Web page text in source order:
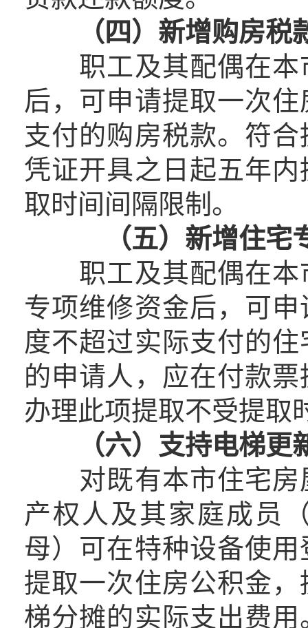
（四）新增购房
职工及其配偶在本
后，可申请提取一次
支付的购房税款。符
凭证开具之日起五年
取时间间隔限制。
（五）新增住宅
职工及其配偶在本
专项维修资金后，可
度不超过实际支付的
的申请人，应在付款
办理此项提取不受提取
（六）支持电梯
对既有本市住宅房
产权人及其家庭成员
母）可在特种设备使
提取一次住房公积金
梯分摊的实际支出费